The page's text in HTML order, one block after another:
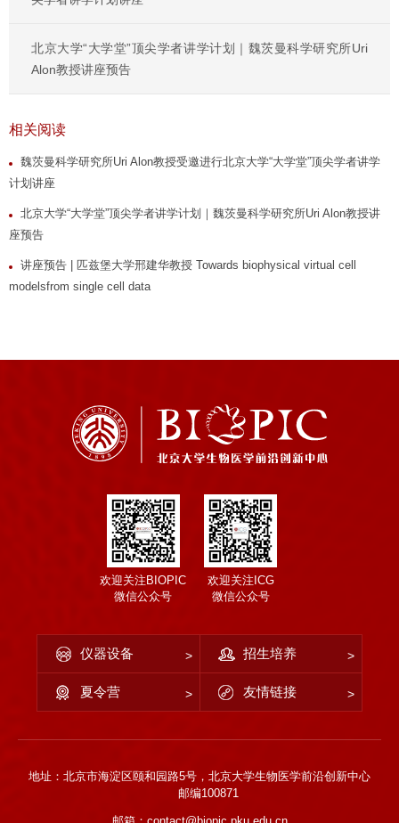
北京大学“大学堂”顶尖学者讲学计划｜魏茨曼科学研究所Uri
Alon教授讲座预告
相关阅读
魏茨曼科学研究所Uri Alon教授受邀进行北京大学“大学堂”顶尖学者讲学
计划讲座
北京大学“大学堂”顶尖学者讲学计划｜魏茨曼科学研究所Uri Alon教授讲
座预告
讲座预告 | 匹兹堡大学邢建华教授 Towards biophysical virtual cell
modelsfrom single cell data
欢迎关注BIOPIC
微信公众号
欢迎关注ICG
微信公众号
仪器设备 招生培养
夏令营 友情链接
地址：北京市海淀区颐和园路5号，北京大学生物医学前沿创新中心
邮编100871